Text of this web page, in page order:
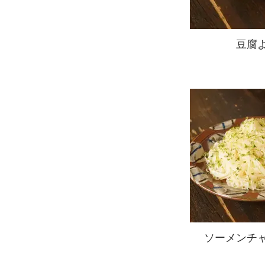
豆腐
ソーメンチ